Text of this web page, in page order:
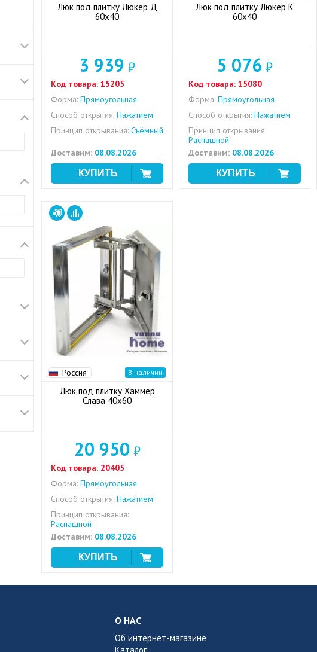
Люк под плитку Люкер Д
60x40
3 939 ₽
Код товара: 15205
Форма: Прямоугольная
Способ открытия: Нажатием
Принцип открывания: Съёмный
Доставим: 08.08.2026
Люк под плитку Люкер К
60x40
5 076 ₽
Код товара: 15080
Форма: Прямоугольная
Способ открытия: Нажатием
Принцип открывания:
Распашной
Доставим: 08.08.2026
Россия В наличии
Люк под плитку Хаммер
Слава 40x60
20 950 ₽
Код товара: 20405
Форма: Прямоугольная
Способ открытия: Нажатием
Принцип открывания:
Распашной
Доставим: 08.08.2026
О НАС
Об интернет-магазине